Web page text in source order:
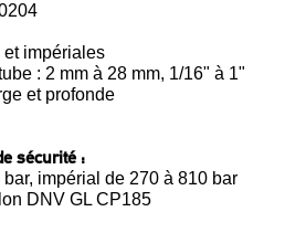
et impériales
: 2 mm à 28 mm, 1/16" à 1"
et profonde
sécurité :
impérial de 270 à 810 bar
DNV GL CP185